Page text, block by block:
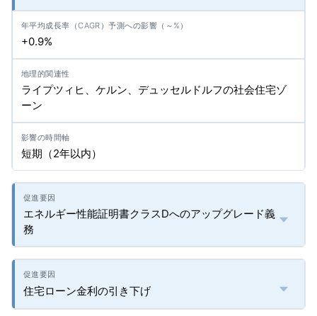
+0.9%
ライプツィヒ、ケルン、デュッセルドルフの社会住宅ゾ
ーン
短期（2年以内）
エネルギー性能証明書クラスDへのアップグレード義
務
住宅ローン金利の引き下げ